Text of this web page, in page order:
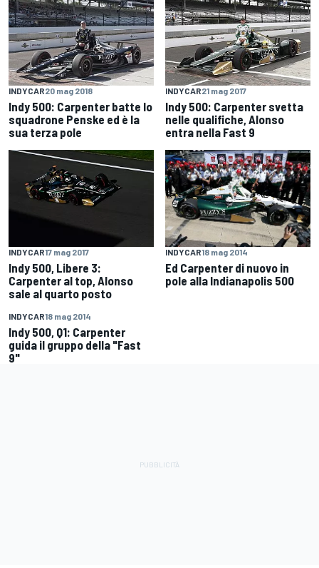
INDYCAR20 mag 2018
Indy 500: Carpenter batte lo
squadrone Penske ed è la
sua terza pole
INDYCAR21 mag 2017
Indy 500: Carpenter svetta
nelle qualifiche, Alonso
entra nella Fast 9
INDYCAR17 mag 2017
Indy 500, Libere 3:
Carpenter al top, Alonso
sale al quarto posto
INDYCAR18 mag 2014
Ed Carpenter di nuovo in
pole alla Indianapolis 500
INDYCAR18 mag 2014
Indy 500, Q1: Carpenter
guida il gruppo della "Fast
9"